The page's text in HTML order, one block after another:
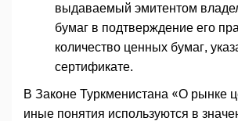
выдаваемый эмитентом
бумаг в подтверждение его
количество ценных бумаг,
сертификате.
В Законе Туркменистана «О рынке
иные понятия используются в